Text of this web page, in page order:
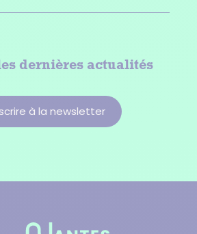
dernières actualités
à la newsletter